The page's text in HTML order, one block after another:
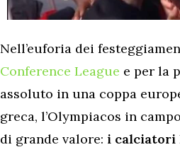
Nell’euforia dei
Conference League e per la
assoluto in una coppa
greca, l’Olympiacos in
di grande valore: i calciatori